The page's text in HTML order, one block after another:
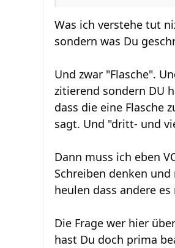
Was ich verstehe tut
sondern was Du
Und zwar "Flasche".
zitierend sondern DU
dass die eine Flasche
sagt. Und "dritt- und
Dann muss ich eben
Schreiben denken
heulen dass andere
Die Frage wer hier
hast Du doch prima